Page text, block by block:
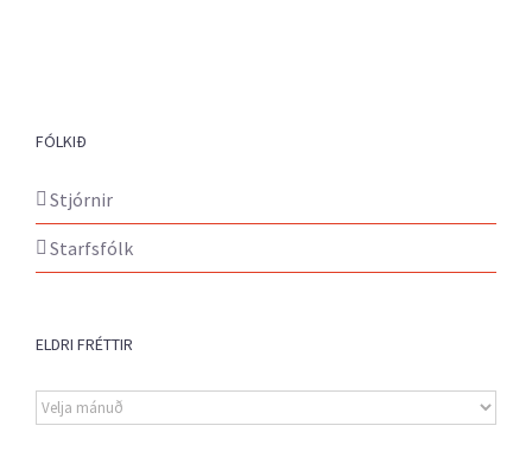
FÓLKIÐ
Stjórnir
Starfsfólk
ELDRI FRÉTTIR
Eldri
fréttir